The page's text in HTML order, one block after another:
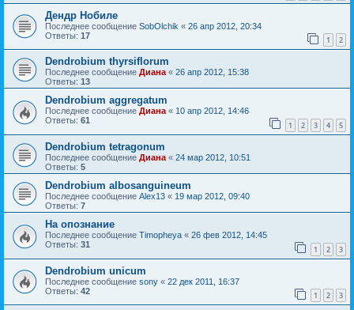
Дендр Нобиле
Последнее сообщение SobOlchik « 26 апр 2012, 20:34
Ответы: 17 1 2
Dendrobium thyrsiflorum
Последнее сообщение Диана« 26 апр 2012, 15:38
Ответы: 13
Dendrobium aggregatum
Последнее сообщение Диана« 10 апр 2012, 14:46
Ответы: 61 1 2 3 4 5
Dendrobium tetragonum
Последнее сообщение Диана « 24 мар 2012, 10:51
Ответы: 5
Dendrobium albosanguineum
Последнее сообщение Alex13 « 19 мар 2012, 09:40
Ответы: 7
На опознание
Последнее сообщение Timopheya « 26 фев 2012, 14:45
Ответы: 31 1 2 3
Dendrobium unicum
Последнее сообщение sony « 22 дек 2011, 16:37
Ответы: 42 1 2 3